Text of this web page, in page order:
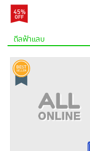
45%
ดีลฟ้าแลบ